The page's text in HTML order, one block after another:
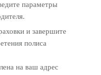
параметры
и завершите
полиса
на ваш адрес